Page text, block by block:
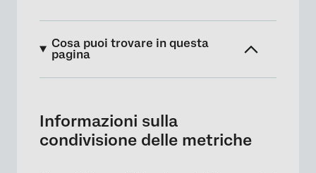
Cosa puoi trovare in questa
pagina
Condividere le metriche
Informazioni sulla
condivisione delle metriche